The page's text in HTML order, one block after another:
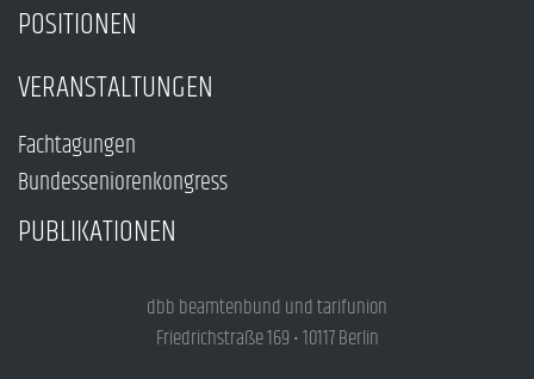
POSITIONEN
VERANSTALTUNGEN
Fachtagungen
Bundesseniorenkongress
PUBLIKATIONEN
dbb beamtenbund und tarifunion
Friedrichstraße 169 • 10117 Berlin